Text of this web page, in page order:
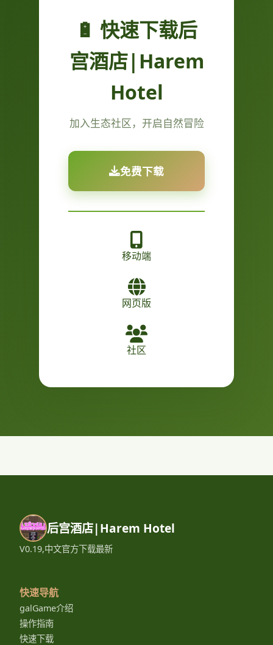
🔋 快速下载后
宫酒店|Harem
Hotel
加入生态社区，开启自然冒险
免费下载
移动端
网页版
社区
后宫酒店|Harem Hotel
V0.19,中文官方下载最新
快速导航
galGame介绍
操作指南
快速下载